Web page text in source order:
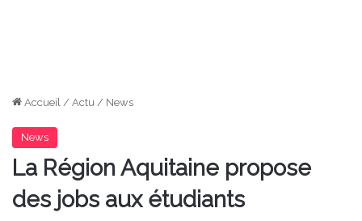
Accueil / Actu / News
News
La Région Aquitaine propose
des jobs aux étudiants